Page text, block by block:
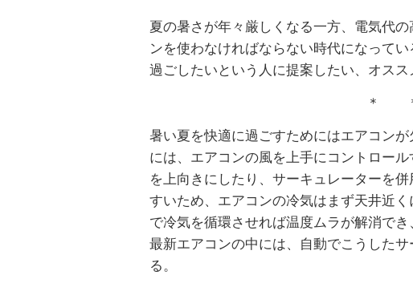
夏の暑さが年々厳しくなる一方、電気代
ンを使わなければならない時代になって
過ごしたいという人に提案したい、オスス
＊
暑い夏を快適に過ごすためにはエアコン
には、エアコンの風を上手にコントロー
を上向きにしたり、サーキュレーターを
すいため、エアコンの冷気はまず天井近
で冷気を循環させれば温度ムラが解消で
最新エアコンの中には、自動でこうした
る。